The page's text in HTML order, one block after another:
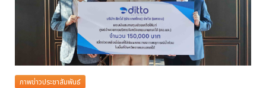
ภาพข่าวประชาสัมพันธ์